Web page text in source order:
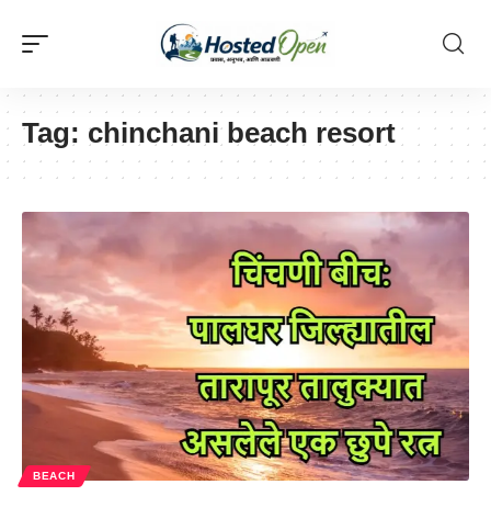
Tag: chinchani beach resort
BEACH